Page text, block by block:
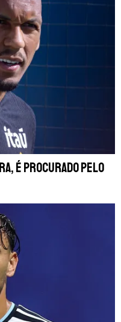
é procurado pelo